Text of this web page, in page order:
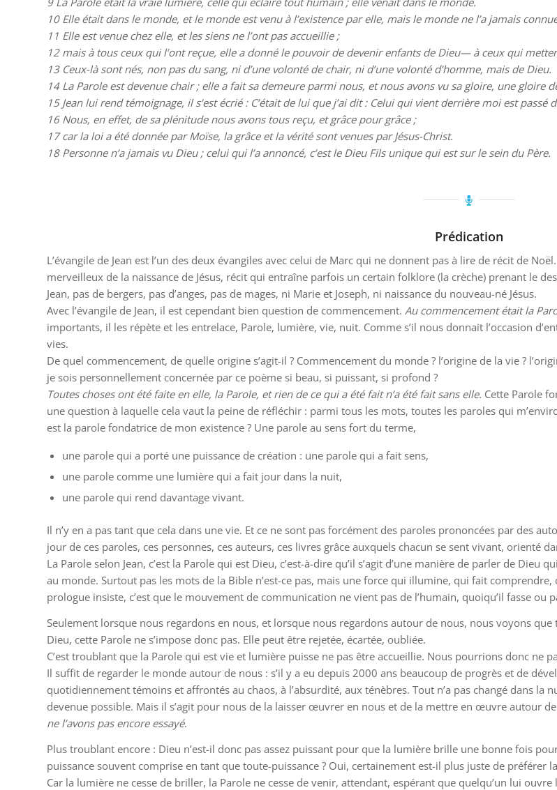
10 Elle était dans le monde, et le monde est venu à l’existence par elle, mais le monde ne l’a jamais
11 Elle est venue chez elle, et les siens ne l’ont pas accueillie ;
12 mais à tous ceux qui l’ont reçue, elle a donné le pouvoir de devenir enfants de Dieu— à ceux qui
13 Ceux-là sont nés, non pas du sang, ni d’une volonté de chair, ni d’une volonté d’homme, mais de Dieu.
14 La Parole est devenue chair ; elle a fait sa demeure parmi nous, et nous avons vu sa gloire, une gloire
15 Jean lui rend témoignage, il s’est écrié : C’était de lui que j’ai dit : Celui qui vient derrière moi est
16 Nous, en effet, de sa plénitude nous avons tous reçu, et grâce pour grâce ;
17 car la loi a été donnée par Moïse, la grâce et la vérité sont venues par Jésus-Christ.
18 Personne n’a jamais vu Dieu ; celui qui l’a annoncé, c’est le Dieu Fils unique qui est sur le sein du Père.
Prédication
L’évangile de Jean est l’un des deux évangiles avec celui de Marc qui ne donnent pas à lire de récit de
merveilleux de la naissance de Jésus, récit qui entraîne parfois un certain folklore (la crèche) prenant le
Jean, pas de bergers, pas d’anges, pas de mages, ni Marie et Joseph, ni naissance du nouveau-né Jésus.
Avec l’évangile de Jean, il est cependant bien question de commencement. Au commencement était la
importants, il les répète et les entrelace, Parole, lumière, vie, nuit. Comme s’il nous donnait l’occasion
vies.
De quel commencement, de quelle origine s’agit-il ? Commencement du monde ? l’origine de la vie ?
je sois personnellement concernée par ce poème si beau, si puissant, si profond ?
Toutes choses ont été faite en elle, la Parole, et rien de ce qui a été fait n’a été fait sans elle. Cette Parole
une question à laquelle cela vaut la peine de réfléchir : parmi tous les mots, toutes les paroles qui
est la parole fondatrice de mon existence ? Une parole au sens fort du terme,
une parole qui a porté une puissance de création : une parole qui a fait sens,
une parole comme une lumière qui a fait jour dans la nuit,
une parole qui rend davantage vivant.
Il n’y en a pas tant que cela dans une vie. Et ce ne sont pas forcément des paroles prononcées par des
jour de ces paroles, ces personnes, ces auteurs, ces livres grâce auxquels chacun se sent vivant, orienté
La Parole selon Jean, c’est la Parole qui est Dieu, c’est-à-dire qu’il s’agit d’une manière de parler de
au monde. Surtout pas les mots de la Bible n’est-ce pas, mais une force qui illumine, qui fait
prologue insiste, c’est que le mouvement de communication ne vient pas de l’humain, quoiqu’il fasse ou
Seulement lorsque nous regardons en nous, et lorsque nous regardons autour de nous, nous voyons
Dieu, cette Parole ne s’impose donc pas. Elle peut être rejetée, écartée, oubliée.
C’est troublant que la Parole qui est vie et lumière puisse ne pas être accueillie. Nous pourrions donc ne
Il suffit de regarder le monde autour de nous : s’il y a eu depuis 2000 ans beaucoup de progrès et de
quotidiennement témoins et affrontés au chaos, à l’absurdité, aux ténèbres. Tout n’a pas changé dans
devenue possible. Mais il s’agit pour nous de la laisser œuvrer en nous et de la mettre en œuvre autour
ne l’avons pas encore essayé.
Plus troublant encore : Dieu n’est-il donc pas assez puissant pour que la lumière brille une bonne fois
puissance souvent comprise en tant que toute-puissance ? Oui, certainement est-il plus juste de préférer
Car la lumière ne cesse de briller, la Parole ne cesse de venir, attendant, espérant que quelqu’un lui